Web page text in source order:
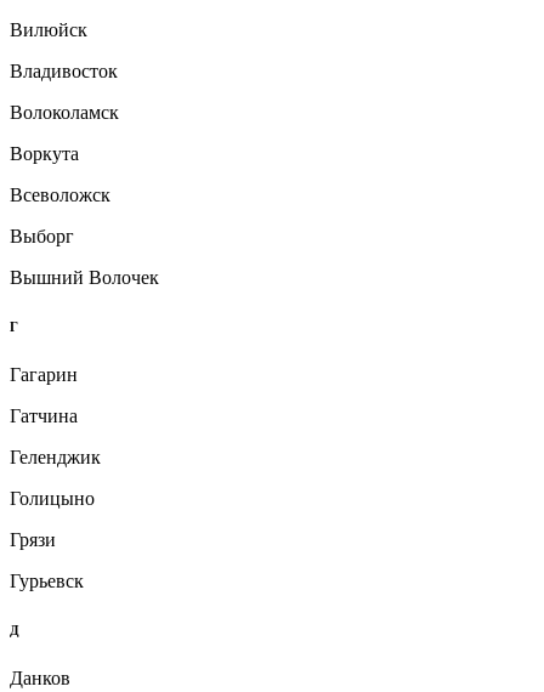
Вилюйск
Владивосток
Волоколамск
Воркута
Всеволожск
Выборг
Вышний Волочек
Г
Гагарин
Гатчина
Геленджик
Голицыно
Грязи
Гурьевск
Д
Данков